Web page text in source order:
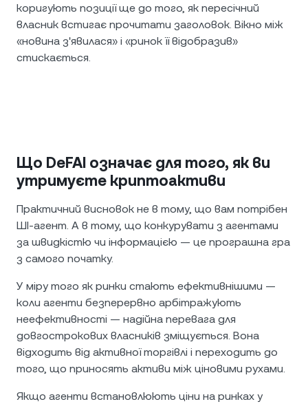
коригують позиції ще до того, як пересічний
власник встигає прочитати заголовок. Вікно між
«новина з'явилася» і «ринок її відобразив»
стискається.
Що DeFAI означає для того, як ви
утримуєте криптоактиви
Практичний висновок не в тому, що вам потрібен
ШІ-агент. А в тому, що конкурувати з агентами
за швидкістю чи інформацією — це програшна гра
з самого початку.
У міру того як ринки стають ефективнішими —
коли агенти безперервно арбітражують
неефективності — надійна перевага для
довгострокових власників зміщується. Вона
відходить від активної торгівлі і переходить до
того, що приносять активи між ціновими рухами.
Якщо агенти встановлюють ціни на ринках у